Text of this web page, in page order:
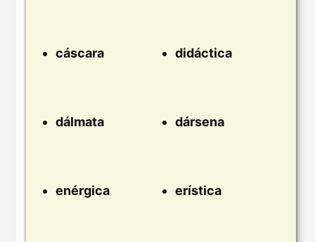
cáscara didáctica
dálmata dársena
enérgica erística